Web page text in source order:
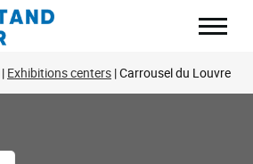
Exhibitions centers Carrousel du Louvre